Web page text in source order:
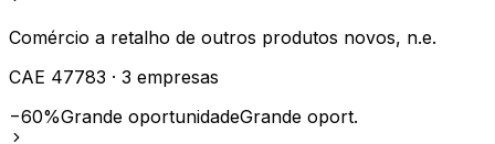
Comércio a retalho de outros produtos novos, n.e.
CAE 47783 · 3 empresas
−60%Grande oportunidadeGrande oport.